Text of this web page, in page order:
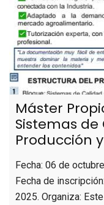
Máster
Sistemas de
Producción
Fecha: 06 de
Fecha de
2025. Organiza: